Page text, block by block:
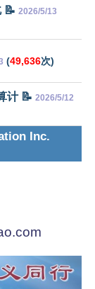
📝 2026/5/13
(49,636次)
计 📝 2026/5/12
Inc.